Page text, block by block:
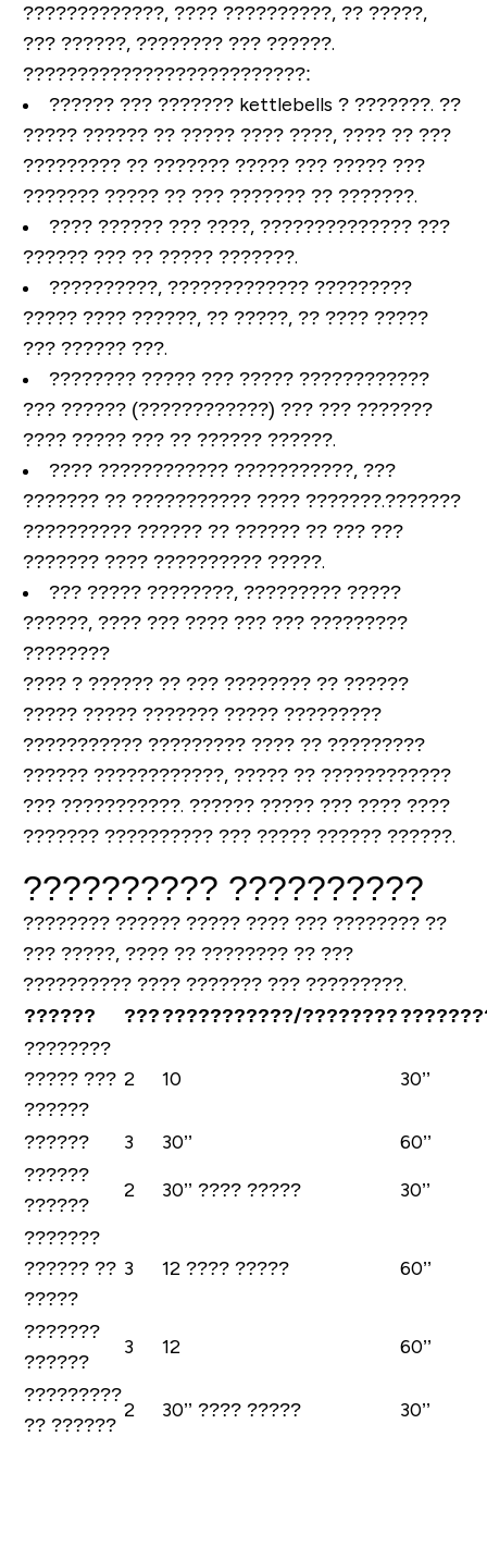
?????????????, ???? ??????????, ?? ?????,
??? ??????, ???????? ??? ??????.
??????????????????????????:
?????? ??? ??????? kettlebells ? ???????. ??
????? ?????? ?? ????? ???? ????, ???? ?? ???
????????? ?? ??????? ????? ??? ????? ???
??????? ????? ?? ??? ??????? ?? ???????.
???? ?????? ??? ????, ?????????????? ???
?????? ??? ?? ????? ???????.
??????????, ????????????? ?????????
????? ???? ??????, ?? ?????, ?? ???? ?????
??? ?????? ???.
???????? ????? ??? ????? ????????????
??? ?????? (????????????) ??? ??? ???????
???? ????? ??? ?? ?????? ??????.
???? ???????????? ???????????, ???
??????? ?? ??????????? ???? ???????.???????
?????????? ?????? ?? ?????? ?? ??? ???
??????? ???? ?????????? ?????.
??? ????? ????????, ????????? ?????
??????, ???? ??? ???? ??? ??? ?????????
????????
???? ? ?????? ?? ??? ???????? ?? ??????
????? ????? ??????? ????? ?????????
??????????? ????????? ???? ?? ?????????
?????? ????????????, ????? ?? ????????????
??? ???????????. ?????? ????? ??? ???? ????
??????? ?????????? ??? ????? ?????? ??????.
?????????? ??????????
???????? ?????? ????? ???? ??? ???????? ??
??? ?????, ???? ?? ???????? ?? ???
?????????? ???? ??????? ??? ?????????.
??????
??? ???????????/????????
????????
????? ???
??????
2 10 30’’
?????? 3 30’’
60’’
??????
??????
2 30’’ ???? ????? 30’’
???????
?????? ??
?????
3 12 ???? ????? 60’’
???????
??????
3 12 60’’
?????????
?? ??????
2 30’’ ???? ????? 30’’